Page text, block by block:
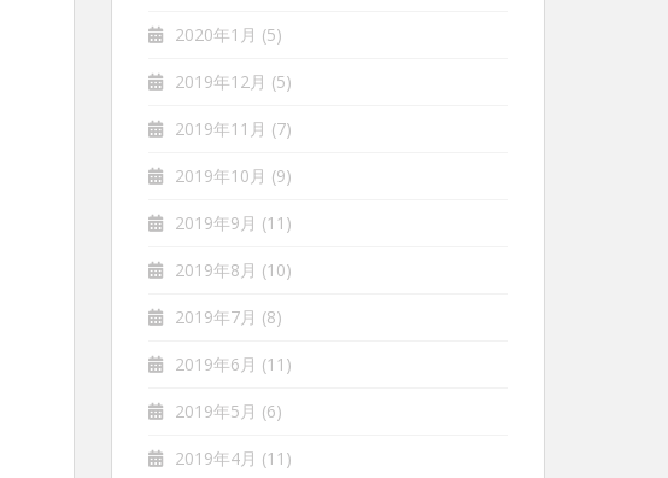
2020年1月 (5)
2019年12月 (5)
2019年11月 (7)
2019年10月 (9)
2019年9月 (11)
2019年8月 (10)
2019年7月 (8)
2019年6月 (11)
2019年5月 (6)
2019年4月 (11)